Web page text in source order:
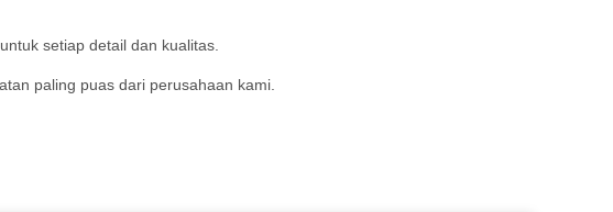
setiap detail dan kualitas.
paling puas dari perusahaan kami.